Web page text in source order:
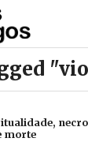
morte